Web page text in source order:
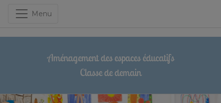
Menu
Aménagement des espaces éducatifs
Classe de demain